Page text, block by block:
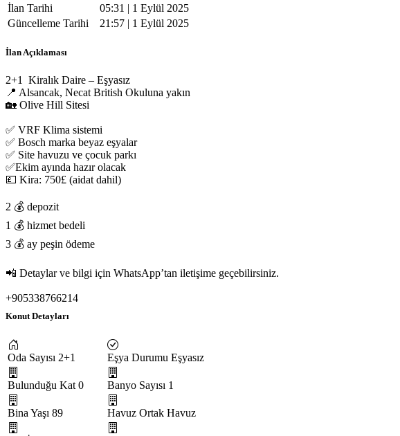
İlan Tarihi
05:31 | 1 Eylül 2025
Güncelleme Tarihi
21:57 | 1 Eylül 2025
İlan Açıklaması
‏ 2+1 Kiralık Daire – Eşyasız
‏📍 Alsancak, Necat British Okuluna yakın
‏🏡 Olive Hill Sitesi
‏✅ VRF Klima sistemi
‏✅ Bosch marka beyaz eşyalar
‏✅ Site havuzu ve çocuk parkı
💷 Kira: 750£ (aidat dahil)
‏💰 2 depozit
‏💰 1 hizmet bedeli
‏💰 3 ay peşin ödeme
‏📲 Detaylar ve bilgi için WhatsApp’tan iletişime geçebilirsiniz.
+905338766214
Konut Detayları
Oda Sayısı 2+1 Eşya Durumu Eşyasız
Bulunduğu Kat 0 Banyo Sayısı 1
Bina Yaşı 89 Havuz Ortak Havuz